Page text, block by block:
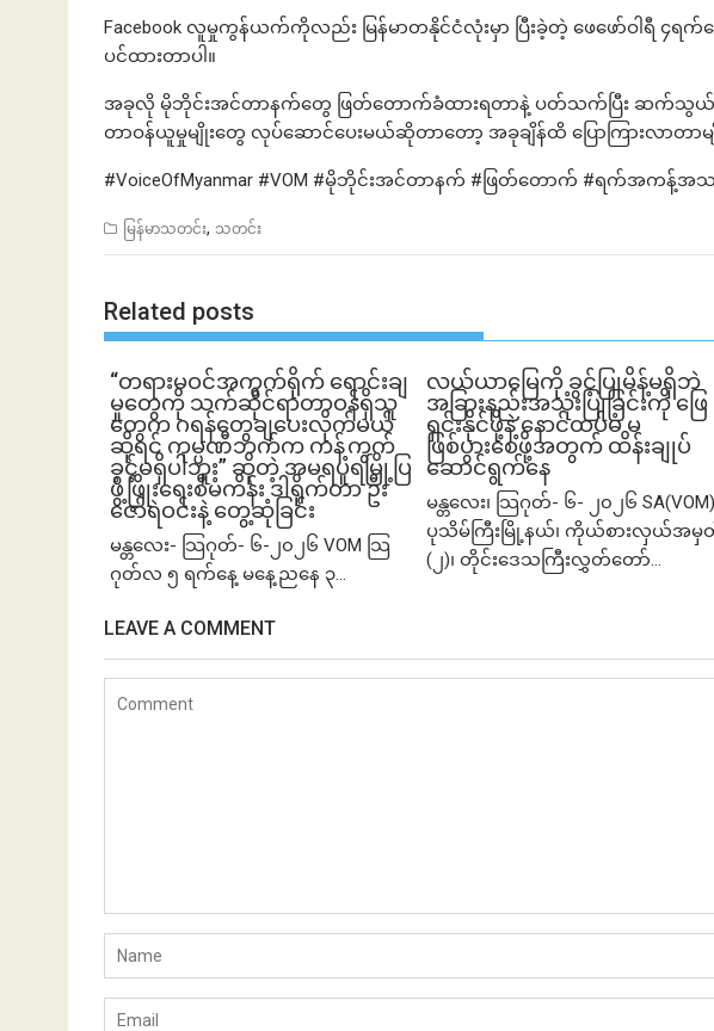
Facebook လူမှုကွန်ယက်ကိုလည်း မြန်မာတနိုင်ငံလုံးမှာ ပြီးခဲ့တဲ့ ဖေဖော်ဝါရီ ၄
ပင်ထားတာပါ။
အခုလို မိုဘိုင်းအင်တာနက်တွေ ဖြတ်တောက်ခံထားရတာနဲ့ ပတ်သက်ပြီး ဆက်
တာဝန်ယူမှုမျိုးတွေ လုပ်ဆောင်ပေးမယ်ဆိုတာတော့ အခုချိန်ထိ ပြောကြားလာတာမျို
#VoiceOfMyanmar #VOM #မိုဘိုင်းအင်တာနက် #ဖြတ်တောက် #ရက်အကန့်အ
မြန်မာသတင်း, သတင်း
Related posts
“တရားမဝင်အကွက်ရိုက် ရောင်းချ
မှုတွေကို သက်ဆိုင်ရာတာဝန်ရှိသူ
တွေက ဂရန်တွေချပေးလိုက်မယ်
ဆိုရင် ကုမ္ပဏီဘက်က ကန့်ကွက်
ခွင့်မရှိပါဘူး” ဆိုတဲ့ အမရပူရမြို့ပြ
ဖွံ့ဖြိုးရေးစီမံကိန်း ဒါရိုက်တာ ဦး
ဇော်ရဲဝင်းနဲ့ တွေ့ဆုံခြင်း
မန္တလေး- သြဂုတ်- ၆-၂၀၂၆ VOM သြ
ဂုတ်လ ၅ ရက်နေ့ မနေ့ညနေ ၃...
လယ်ယာမြေကို ခွင့်ပြုမိန့်မရှိဘဲ
အခြားနည်းအသုံးပြုခြင်းကို ဖြေ
ရှင်းနိုင်ဖို့နဲ့ နောင်ထပ်မံ မ
ဖြစ်ပွားစေဖို့အတွက် ထိန်းချုပ်
ဆောင်ရွက်နေ
မန္တလေး၊ သြဂုတ်- ၆- ၂၀၂၆ SA(VOM)
ပုသိမ်ကြီးမြို့နယ်၊ ကိုယ်စားလှယ်အမှ
(၂)၊ တိုင်းဒေသကြီးလွှတ်တော်...
LEAVE A COMMENT